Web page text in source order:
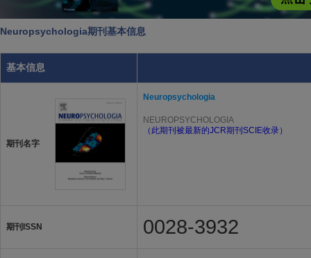
Neuropsychologia期刊基本信息
基本信息
期刊名字
Neuropsychologia
NEUROPSYCHOLOGIA
（此期刊被最新的JCR期刊SCIE收录）
期刊ISSN 0028-3932